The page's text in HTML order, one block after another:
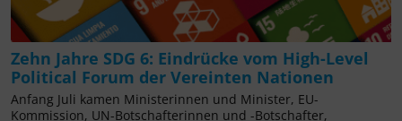
Zehn Jahre SDG 6: Eindrücke vom High-Level
Political Forum der Vereinten Nationen
Anfang Juli kamen Ministerinnen und Minister, EU-
Kommission, UN-Botschafterinnen und -Botschafter,